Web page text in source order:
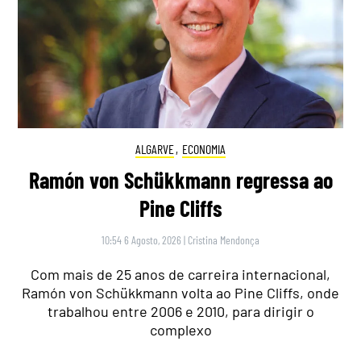
ALGARVE, ECONOMIA
Ramón von Schükkmann regressa ao
Pine Cliffs
10:54 6 Agosto, 2026 | Cristina Mendonça
Com mais de 25 anos de carreira internacional,
Ramón von Schükkmann volta ao Pine Cliffs, onde
trabalhou entre 2006 e 2010, para dirigir o
complexo